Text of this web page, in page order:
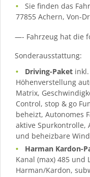
Sie finden das
77855 Achern, Von-
—- Fahrzeug hat die
Sonderausstattung:
Driving-Paket
Höhenverstellung
Matrix,
Control, stop & go
beheizt, Autonomes
aktive Spurkontrolle,
und beheizbare
Harman Kardon-
Kanal (max) 485 und
Harman/Kardon,